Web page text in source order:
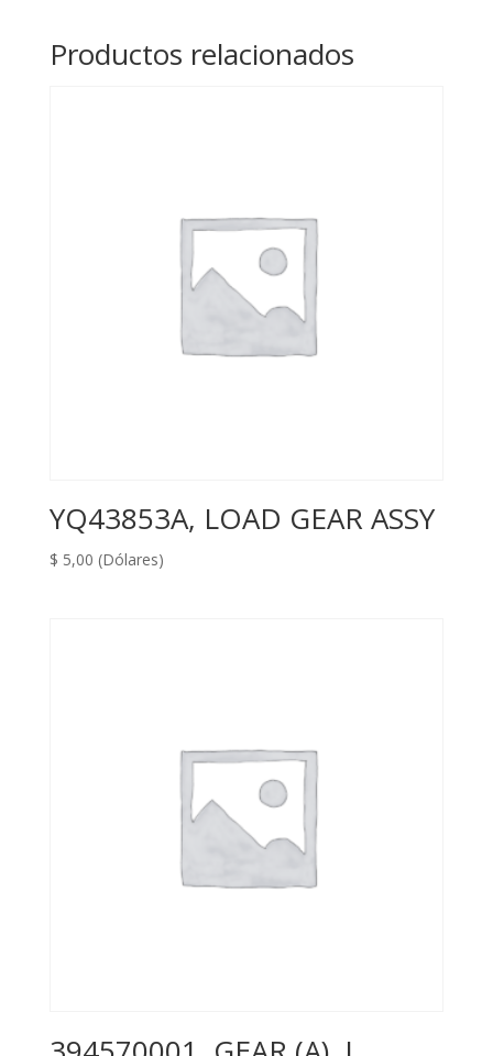
Productos relacionados
YQ43853A, LOAD GEAR ASSY
$ 5,00 (Dólares)